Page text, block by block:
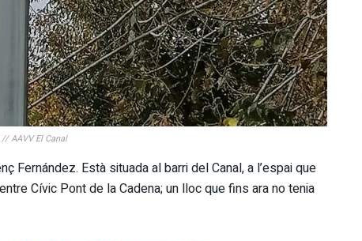
AAVV El Canal
Fernández. Està situada al barri del Canal, a l’espai que
Cívic Pont de la Cadena; un lloc que fins ara no tenia